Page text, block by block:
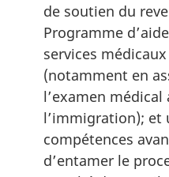
de soutien du
Programme
services
(notamment en
l’examen médical
l’immigration); et
compétences
d’entamer le